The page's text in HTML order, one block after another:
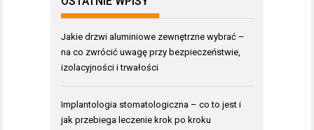
Jakie drzwi aluminiowe zewnętrzne wybrać –
na co zwrócić uwagę przy bezpieczeństwie,
izolacyjności i trwałości
Implantologia stomatologiczna – co to jest i
jak przebiega leczenie krok po kroku